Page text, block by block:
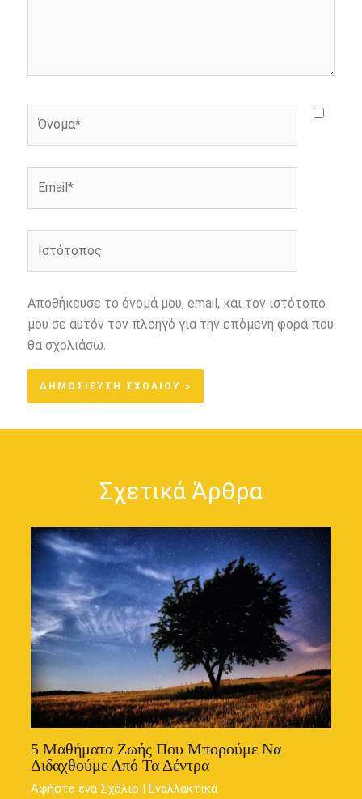
Αποθήκευσε το όνομά μου, email, και τον ιστότοπο
μου σε αυτόν τον πλοηγό για την επόμενη φορά που
θα σχολιάσω.
Σχετικά Άρθρα
5 Μαθήματα Ζωής Που Μπορούμε Να
Διδαχθούμε Από Τα Δέντρα
Αφήστε ένα Σχόλιο |Εναλλακτικά